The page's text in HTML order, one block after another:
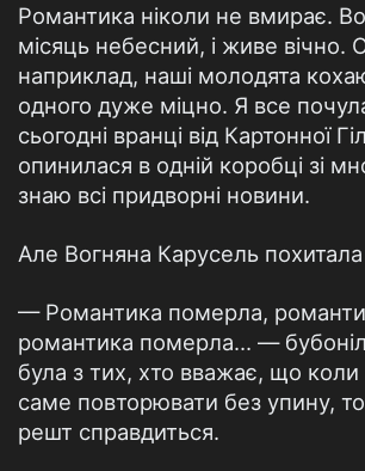
Романтика ніколи не вмирає.
місяць небесний, і живе вічно.
наприклад, наші молодята
одного дуже міцно. Я все
сьогодні вранці від Картонної
опинилася в одній коробці зі
знаю всі придворні новини.
Але Вогняна Карусель
— Романтика померла,
романтика померла… —
була з тих, хто вважає, що
саме повторювати без упину,
решт справдиться.